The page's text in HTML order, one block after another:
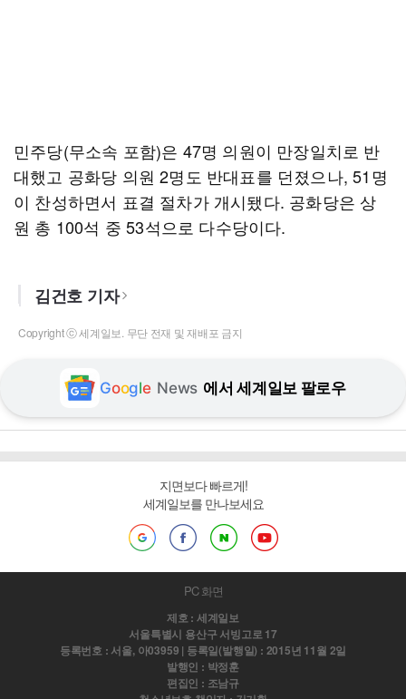
민주당(무소속 포함)은 47명 의원이 만장일치로 반
대했고 공화당 의원 2명도 반대표를 던졌으나, 51명
이 찬성하면서 표결 절차가 개시됐다. 공화당은 상
원 총 100석 중 53석으로 다수당이다.
김건호 기자
Copyright ⓒ 세계일보. 무단 전재 및 재배포 금지
Google News 에서 세계일보 팔로우
지면보다 빠르게!
세계일보를 만나보세요
PC 화면
제호 : 세계일보
서울특별시 용산구 서빙고로 17
등록번호 : 서울, 아03959 | 등록일(발행일) : 2015년 11월 2일
발행인 : 박정훈
편집인 : 조남규